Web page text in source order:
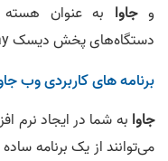
وجاوا به عنوان هسته
دستگاه‌های پخش دیسک Blu-Ray عمل می‌کند.
برنامه های کاربردی وب
جاوا
می‌توانند از یک برنامه